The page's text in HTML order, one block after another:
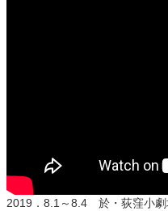
2019．8.1～8.4 於・荻窪小劇